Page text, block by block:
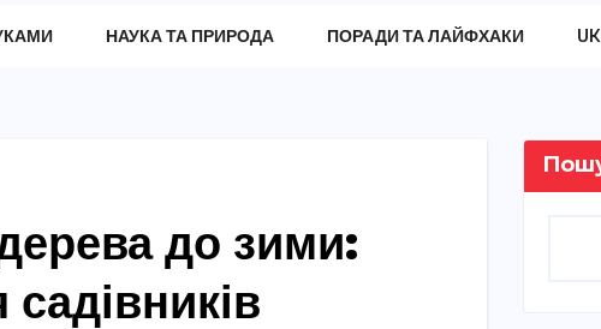
НАУКА ТА ПРИРОДА ПОРАДИ ТА ЛАЙФХАКИ UK
до зими: